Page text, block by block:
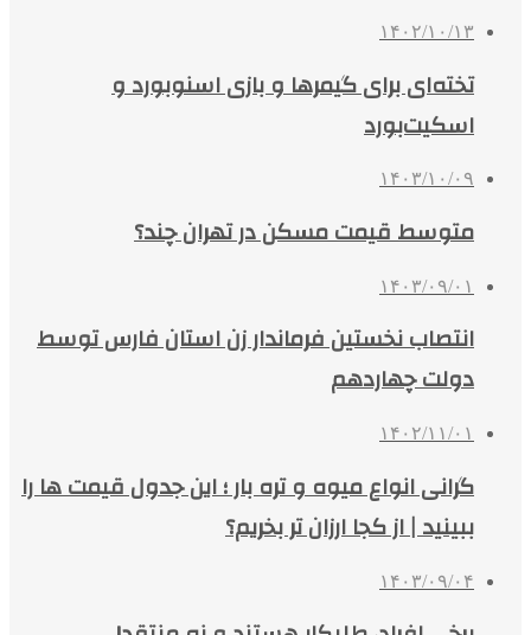
۱۴۰۲/۱۰/۱۳
تخته‌ای برای گیمرها و بازی اسنوبورد و
اسکیت‌بورد
۱۴۰۳/۱۰/۰۹
متوسط قیمت مسکن در تهران چند؟
۱۴۰۳/۰۹/۰۱
انتصاب نخستین فرماندار زن استان فارس توسط
دولت چهاردهم
۱۴۰۲/۱۱/۰۱
گرانی انواع میوه و تره بار ؛‌ این جدول قیمت ها را
ببینید | از کجا ارزان‌ تر بخریم؟
۱۴۰۳/۰۹/۰۴